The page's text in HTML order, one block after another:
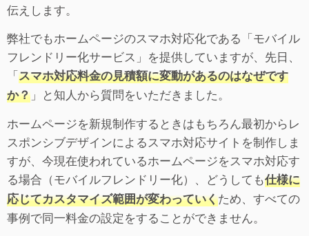
伝えします。
弊社でもホームページのスマホ対応化である「モバイル
フレンドリー化サービス」を提供していますが、先日、
「スマホ対応料金の見積額に変動があるのはなぜです
か？ 」と知人から質問をいただきました。
ホームページを新規制作するときはもちろん最初からレ
スポンシブデザインによるスマホ対応サイトを制作しま
すが、今現在使われているホームページをスマホ対応す
る場合（モバイルフレンドリー化）、どうしても仕様に
応じてカスタマイズ範囲が変わっていくため、すべての
事例で同一料金の設定をすることができません。